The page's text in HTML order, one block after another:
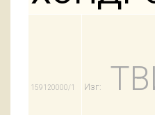
159120000/1 Изг: